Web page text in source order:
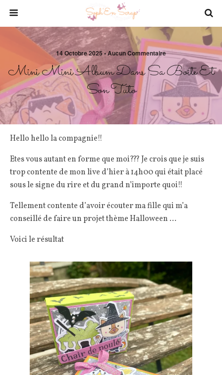
14 Octobre 2025 • Aucun Commentaire
Mini Mini Album Dans Sa Boîte Et
Son Tuto
Hello hello la compagnie!!
Etes vous autant en forme que moi??? Je crois que je suis
trop contente de mon live d’hier à 14h00 qui était placé
sous le signe du rire et du grand n’importe quoi!!
Tellement contente d’avoir écouter ma fille qui m’a
conseillé de faire un projet thème Halloween …
Voici le résultat